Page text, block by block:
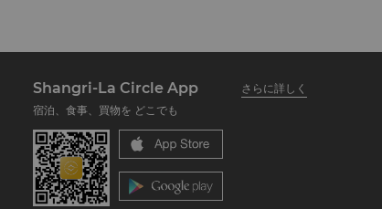
Shangri-La Circle App
さらに詳しく
宿泊、食事、買物を どこでも